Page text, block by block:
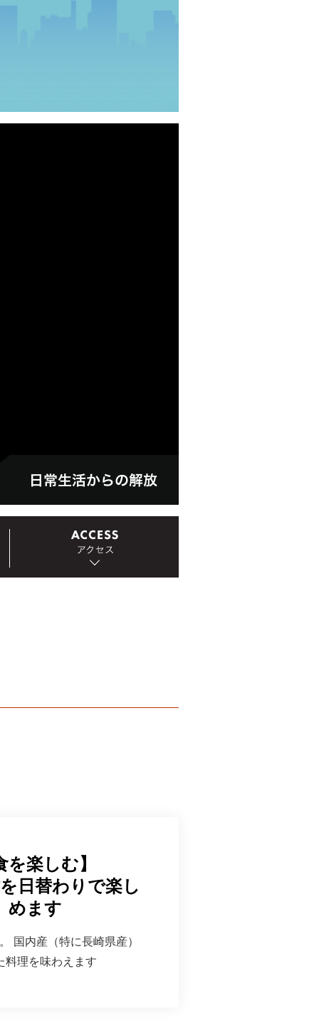
を楽しむ】
日替わりで楽し
めます
国内産（特に長崎県産）
料理を味わえます